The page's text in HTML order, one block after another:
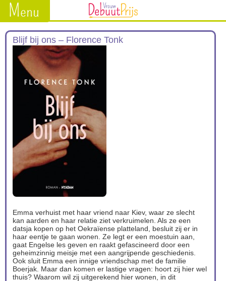
Menu
Blijf bij ons – Florence Tonk
Emma verhuist met haar vriend naar Kiev, waar ze slecht
kan aarden en haar relatie ziet verkruimelen. Als ze een
datsja kopen op het Oekraïense platteland, besluit zij er in
haar eentje te gaan wonen. Ze legt er een moestuin aan,
gaat Engelse les geven en raakt gefascineerd door een
geheimzinnig meisje met een aangrijpende geschiedenis.
Ook sluit Emma een innige vriendschap met de familie
Boerjak. Maar dan komen er lastige vragen: hoort zij hier wel
thuis? Waarom wil zij uitgerekend hier wonen, in dit